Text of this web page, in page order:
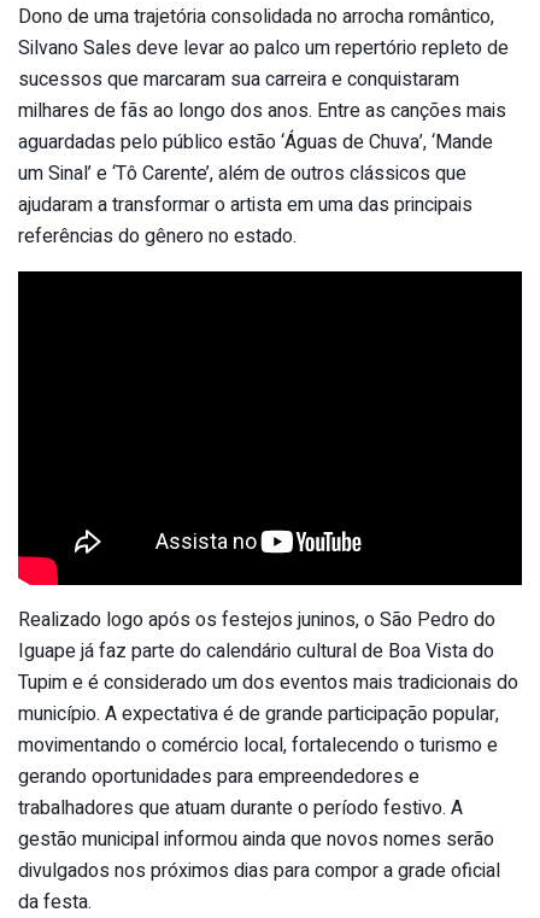
Dono de uma trajetória consolidada no arrocha romântico,
Silvano Sales deve levar ao palco um repertório repleto de
sucessos que marcaram sua carreira e conquistaram
milhares de fãs ao longo dos anos. Entre as canções mais
aguardadas pelo público estão ‘Águas de Chuva’, ‘Mande
um Sinal’ e ‘Tô Carente’, além de outros clássicos que
ajudaram a transformar o artista em uma das principais
referências do gênero no estado.
Realizado logo após os festejos juninos, o São Pedro do
Iguape já faz parte do calendário cultural de Boa Vista do
Tupim e é considerado um dos eventos mais tradicionais do
município. A expectativa é de grande participação popular,
movimentando o comércio local, fortalecendo o turismo e
gerando oportunidades para empreendedores e
trabalhadores que atuam durante o período festivo. A
gestão municipal informou ainda que novos nomes serão
divulgados nos próximos dias para compor a grade oficial
da festa.